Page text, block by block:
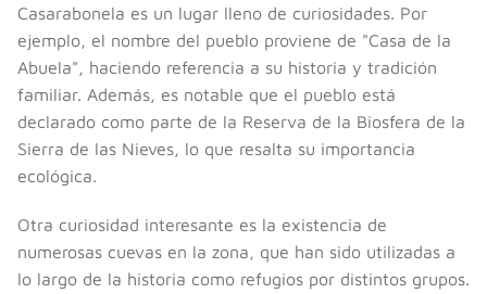
Casarabonela es un lugar lleno de curiosidades. Por
ejemplo, el nombre del pueblo proviene de "Casa de la
Abuela", haciendo referencia a su historia y tradición
familiar. Además, es notable que el pueblo está
declarado como parte de la Reserva de la Biosfera de la
Sierra de las Nieves, lo que resalta su importancia
ecológica.
Otra curiosidad interesante es la existencia de
numerosas cuevas en la zona, que han sido utilizadas a
lo largo de la historia como refugios por distintos grupos.